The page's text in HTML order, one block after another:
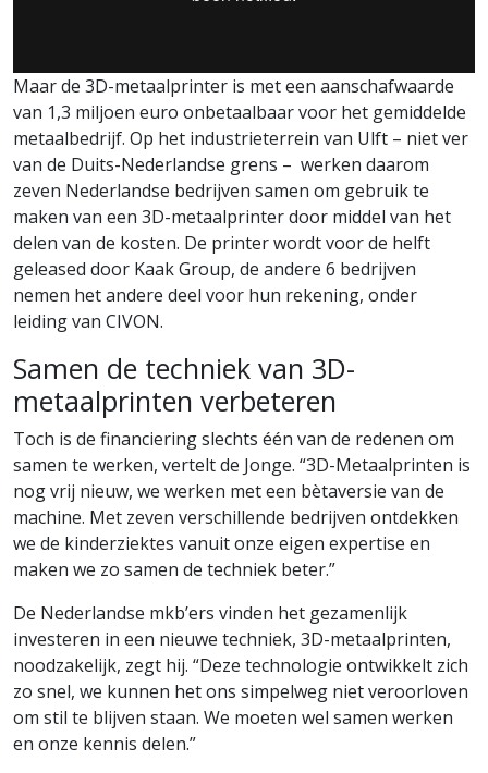
Maar de 3D-metaalprinter is met een aanschafwaarde
van 1,3 miljoen euro onbetaalbaar voor het gemiddelde
metaalbedrijf. Op het industrieterrein van Ulft – niet ver
van de Duits-Nederlandse grens – werken daarom
zeven Nederlandse bedrijven samen om gebruik te
maken van een 3D-metaalprinter door middel van het
delen van de kosten. De printer wordt voor de helft
geleased door Kaak Group, de andere 6 bedrijven
nemen het andere deel voor hun rekening, onder
leiding van CIVON.
Samen de techniek van 3D-
metaalprinten verbeteren
Toch is de financiering slechts één van de redenen om
samen te werken, vertelt de Jonge. “3D-Metaalprinten is
nog vrij nieuw, we werken met een bètaversie van de
machine. Met zeven verschillende bedrijven ontdekken
we de kinderziektes vanuit onze eigen expertise en
maken we zo samen de techniek beter.”
De Nederlandse mkb’ers vinden het gezamenlijk
investeren in een nieuwe techniek, 3D-metaalprinten,
noodzakelijk, zegt hij. “Deze technologie ontwikkelt zich
zo snel, we kunnen het ons simpelweg niet veroorloven
om stil te blijven staan. We moeten wel samen werken
en onze kennis delen.”